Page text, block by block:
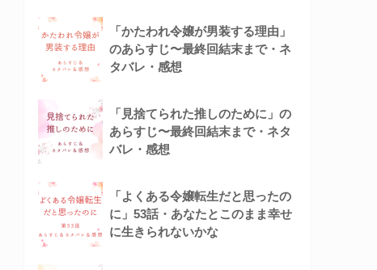
「かたわれ令嬢が男装する理由」
のあらすじ〜最終回結末まで・ネ
タバレ・感想
「見捨てられた推しのために」の
あらすじ〜最終回結末まで・ネタ
バレ・感想
「よくある令嬢転生だと思ったの
に」53話・あなたとこのまま幸せ
に生きられないかな